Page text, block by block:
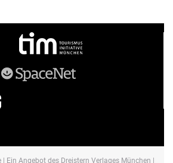
| Ein Angebot des Dreistern Verlages München |